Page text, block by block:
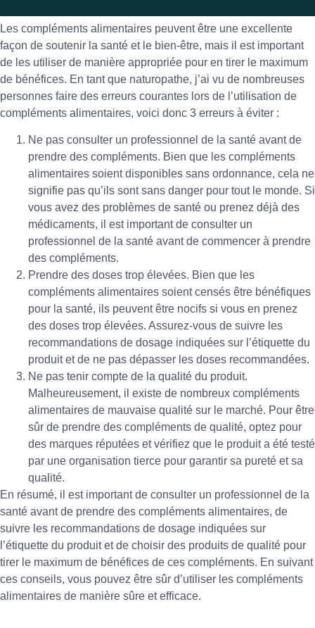
Les compléments alimentaires peuvent être une excellente
façon de soutenir la santé et le bien-être, mais il est important
de les utiliser de manière appropriée pour en tirer le maximum
de bénéfices. En tant que naturopathe, j’ai vu de nombreuses
personnes faire des erreurs courantes lors de l’utilisation de
compléments alimentaires, voici donc 3 erreurs à éviter :
Ne pas consulter un professionnel de la santé avant de
prendre des compléments. Bien que les compléments
alimentaires soient disponibles sans ordonnance, cela ne
signifie pas qu’ils sont sans danger pour tout le monde. Si
vous avez des problèmes de santé ou prenez déjà des
médicaments, il est important de consulter un
professionnel de la santé avant de commencer à prendre
des compléments.
Prendre des doses trop élevées. Bien que les
compléments alimentaires soient censés être bénéfiques
pour la santé, ils peuvent être nocifs si vous en prenez
des doses trop élevées. Assurez-vous de suivre les
recommandations de dosage indiquées sur l’étiquette du
produit et de ne pas dépasser les doses recommandées.
Ne pas tenir compte de la qualité du produit.
Malheureusement, il existe de nombreux compléments
alimentaires de mauvaise qualité sur le marché. Pour être
sûr de prendre des compléments de qualité, optez pour
des marques réputées et vérifiez que le produit a été testé
par une organisation tierce pour garantir sa pureté et sa
qualité.
En résumé, il est important de consulter un professionnel de la
santé avant de prendre des compléments alimentaires, de
suivre les recommandations de dosage indiquées sur
l’étiquette du produit et de choisir des produits de qualité pour
tirer le maximum de bénéfices de ces compléments. En suivant
ces conseils, vous pouvez être sûr d’utiliser les compléments
alimentaires de manière sûre et efficace.